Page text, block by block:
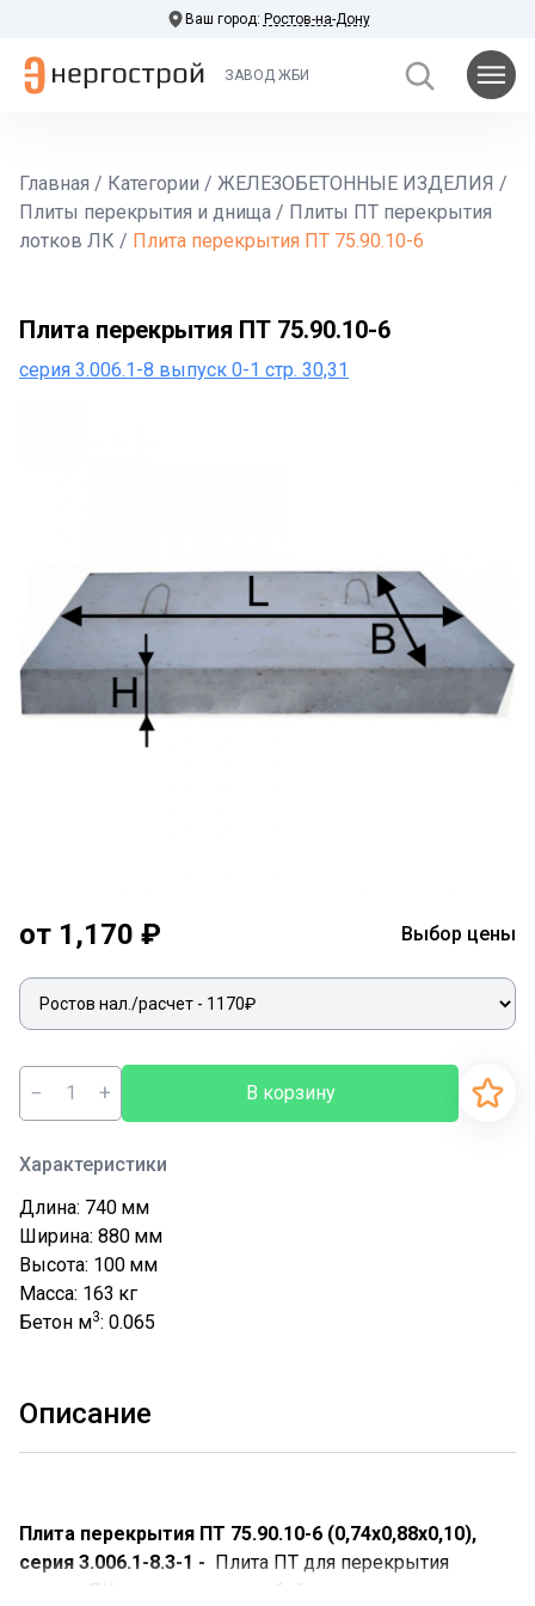
Ваш город: Ростов-на-Дону
ЗАВОД ЖБИ
Главная / Категории / ЖЕЛЕЗОБЕТОННЫЕ ИЗДЕЛИЯ /
Плиты перекрытия и днища / Плиты ПТ перекрытия
лотков ЛК / Плита перекрытия ПТ 75.90.10-6
Плита перекрытия ПТ 75.90.10-6
серия 3.006.1-8 выпуск 0-1 стр. 30,31
от 1,170 ₽ Выбор цены
− + В корзину
Характеристики
Длина: 740 мм
Ширина: 880 мм
Высота: 100 мм
Масса: 163 кг
Бетон м3: 0.065
Описание
Плита перекрытия ПТ 75.90.10-6 (0,74х0,88х0,10),
серия 3.006.1-8.3-1 - Плита ПТ для перекрытия
лотков ЛК представляют собой специализированные